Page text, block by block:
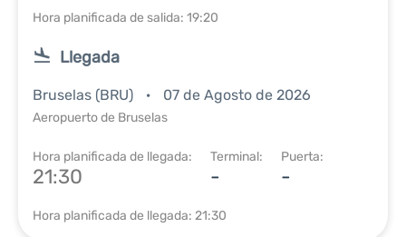
Hora planificada de salida: 19:20
Llegada
Bruselas (BRU) 07 de Agosto de 2026
Aeropuerto de Bruselas
Hora planificada de llegada:
21:30
Terminal:
-
Puerta:
-
Hora planificada de llegada: 21:30